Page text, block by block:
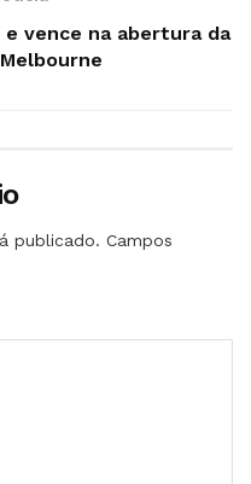
vence na abertura da
publicado. Campos